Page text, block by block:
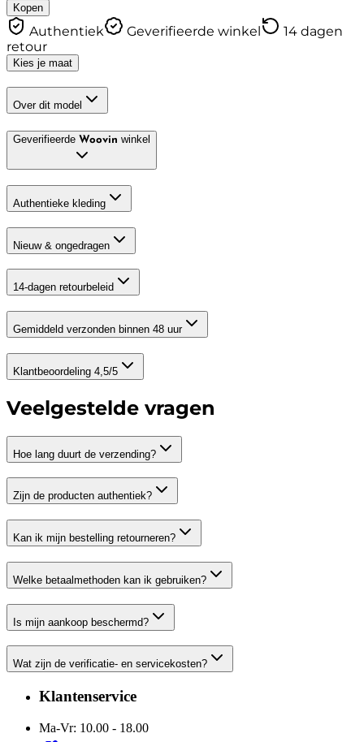
Kopen
Authentiek Geverifieerde winkel
14 dagen
retour
Kies je maat
Over dit model
Geverifieerde Woovin winkel
Authentieke kleding
Nieuw & ongedragen
14-dagen retourbeleid
Gemiddeld verzonden binnen 48 uur
Klantbeoordeling 4,5/5
Veelgestelde vragen
Hoe lang duurt de verzending?
Zijn de producten authentiek?
Kan ik mijn bestelling retourneren?
Welke betaalmethoden kan ik gebruiken?
Is mijn aankoop beschermd?
Wat zijn de verificatie- en servicekosten?
Klantenservice
Ma-Vr: 10.00 - 18.00